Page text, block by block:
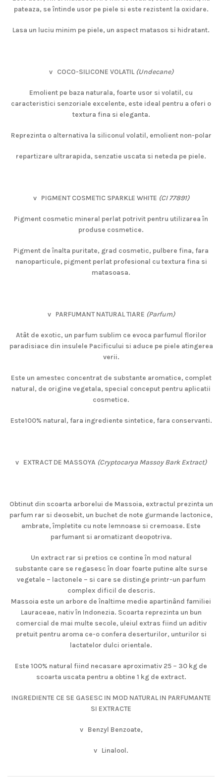
pateaza, se întinde usor pe piele si este rezistent la oxidare.
Lasa un luciu minim pe piele, un aspect matasos si hidratant.
v COCO-SILICONE VOLATIL (Undecane)
Emolient pe baza naturala, foarte usor si volatil, cu
caracteristici senzoriale excelente, este ideal pentru a oferi o
textura fina si eleganta.
Reprezinta o alternativa la siliconul volatil, emolient non-polar
repartizare ultrarapida, senzatie uscata si neteda pe piele.
v PIGMENT COSMETIC SPARKLE WHITE (CI 77891)
Pigment cosmetic mineral perlat potrivit pentru utilizarea în
produse cosmetice.
Pigment de înalta puritate, grad cosmetic, pulbere fina, fara
nanoparticule, pigment perlat profesional cu textura fina si
matasoasa.
v PARFUMANT NATURAL TIARE (Parfum)
Atât de exotic, un parfum sublim ce evoca parfumul florilor
paradisiace din insulele Pacificului si aduce pe piele atingerea
verii.
Este un amestec concentrat de substante aromatice, complet
natural, de origine vegetala, special conceput pentru aplicatii
cosmetice.
Este100% natural, fara ingrediente sintetice, fara conservanti.
v EXTRACT DE MASSOYA (Cryptocarya Massoy Bark Extract)
Obtinut din scoarta arborelui de Massoia, extractul prezinta un
parfum rar si deosebit, un buchet de note gurmande lactonice,
ambrate, împletite cu note lemnoase si cremoase. Este
parfumant si aromatizant deopotriva.
Un extract rar si pretios ce contine în mod natural
substante care se regasesc în doar foarte putine alte surse
vegetale – lactonele – si care se distinge printr-un parfum
complex dificil de descris.
Massoia este un arbore de înaltime medie apartinând familiei
Lauraceae, nativ în Indonezia. Scoarta reprezinta un bun
comercial de mai multe secole, uleiul extras fiind un aditiv
pretuit pentru aroma ce-o confera deserturilor, unturilor si
lactatelor dulci orientale.
Este 100% natural fiind necasare aproximativ 25 – 30 kg de
scoarta uscata pentru a obtine 1 kg de extract.
INGREDIENTE CE SE GASESC IN MOD NATURAL IN PARFUMANTE
SI EXTRACTE
v Benzyl Benzoate,
v Linalool.